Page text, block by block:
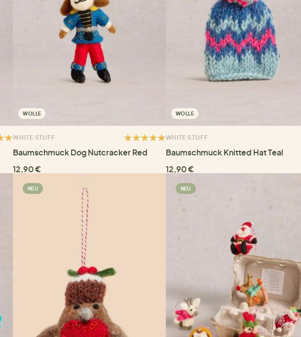
WOLLE
WHITE STUFF
Baumschmuck Dog Nutcracker Red
12,90 €
WOLLE
WHITE STUFF
Baumschmuck Knitted Hat Teal
12,90 €
NEU NEU